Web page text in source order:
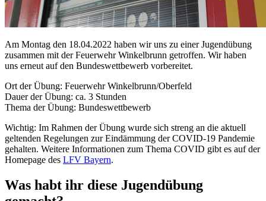
Am Montag den 18.04.2022 haben wir uns zu einer Jugendübung
zusammen mit der Feuerwehr Winkelbrunn getroffen. Wir haben
uns erneut auf den Bundeswettbewerb vorbereitet.
Ort der Übung: Feuerwehr Winkelbrunn/Oberfeld
Dauer der Übung: ca. 3 Stunden
Thema der Übung: Bundeswettbewerb
Wichtig: Im Rahmen der Übung wurde sich streng an die aktuell
geltenden Regelungen zur Eindämmung der COVID-19 Pandemie
gehalten. Weitere Informationen zum Thema COVID gibt es auf der
Homepage des LFV Bayern.
Was habt ihr diese Jugendübung